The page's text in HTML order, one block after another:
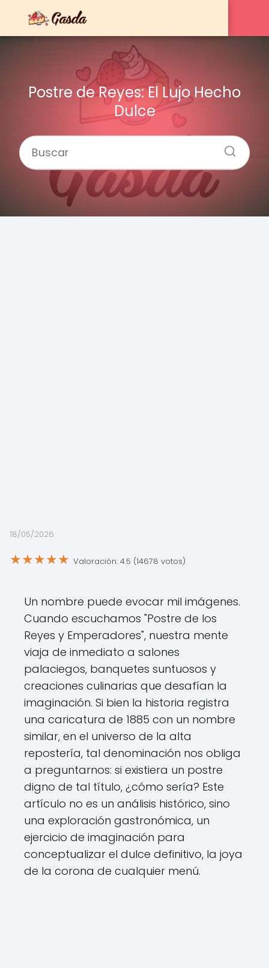
Postre de Reyes: El Lujo Hecho
Dulce
18/05/2026
★★★★★ Valoración: 4.5 (14678 votos)
Un nombre puede evocar mil imágenes.
Cuando escuchamos "Postre de los
Reyes y Emperadores", nuestra mente
viaja de inmediato a salones
palaciegos, banquetes suntuosos y
creaciones culinarias que desafían la
imaginación. Si bien la historia registra
una caricatura de 1885 con un nombre
similar, en el universo de la alta
repostería, tal denominación nos obliga
a preguntarnos: si existiera un postre
digno de tal título, ¿cómo sería? Este
artículo no es un análisis histórico, sino
una exploración gastronómica, un
ejercicio de imaginación para
conceptualizar el dulce definitivo, la joya
de la corona de cualquier menú.